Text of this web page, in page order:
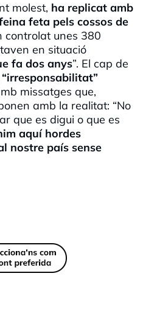
molest, ha replicat amb
feta pels cossos de
controlat unes 380
en situació
fa dos anys”. El cap de
“irresponsabilitat”
missatges que,
amb la realitat: “No
que es digui o que es
aquí hordes
nostre país sense